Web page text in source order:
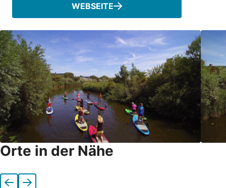
WEBSEITE
Orte in der Nähe
VorherigeNächste